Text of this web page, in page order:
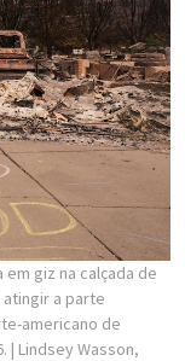
giz na calçada de
a parte
americano de
| Lindsey Wasson,